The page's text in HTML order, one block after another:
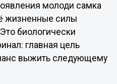
молоди самка
жизненные силы
биологически
главная цель
выжить следующему